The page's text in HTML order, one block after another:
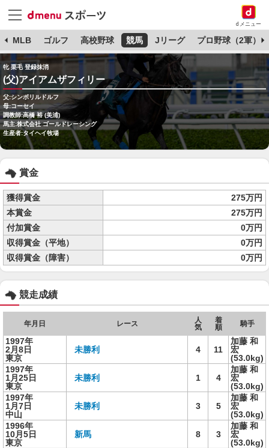
dメニュー
MLB ゴルフ 高校野球 競馬 Jリーグ プロ野球（2軍）
牝 栗毛 登録抹消
(父)アイアムザフィリー
父:シンボリルドルフ
母:コーセイ
調教師:高橋 裕 (美浦)
馬主:株式会社 ゴールドレーシング
生産者:タイヘイ牧場
賞金
獲得賞金
275万円
本賞金
275万円
付加賞金
0万円
収得賞金（平地）
0万円
収得賞金（障害）
0万円
競走成績
年月日 レース
人
気
着
順
騎手
1997年
2月8日
東京
未勝利 4 11
加藤 和
宏
(53.0kg)
1997年
1月25日
東京
未勝利 1 4
加藤 和
宏
(53.0kg)
1997年
1月7日
中山
未勝利 3 5
加藤 和
宏
(53.0kg)
1996年
10月5日
東京
新馬 8 3
加藤 和
宏
(53.0kg)